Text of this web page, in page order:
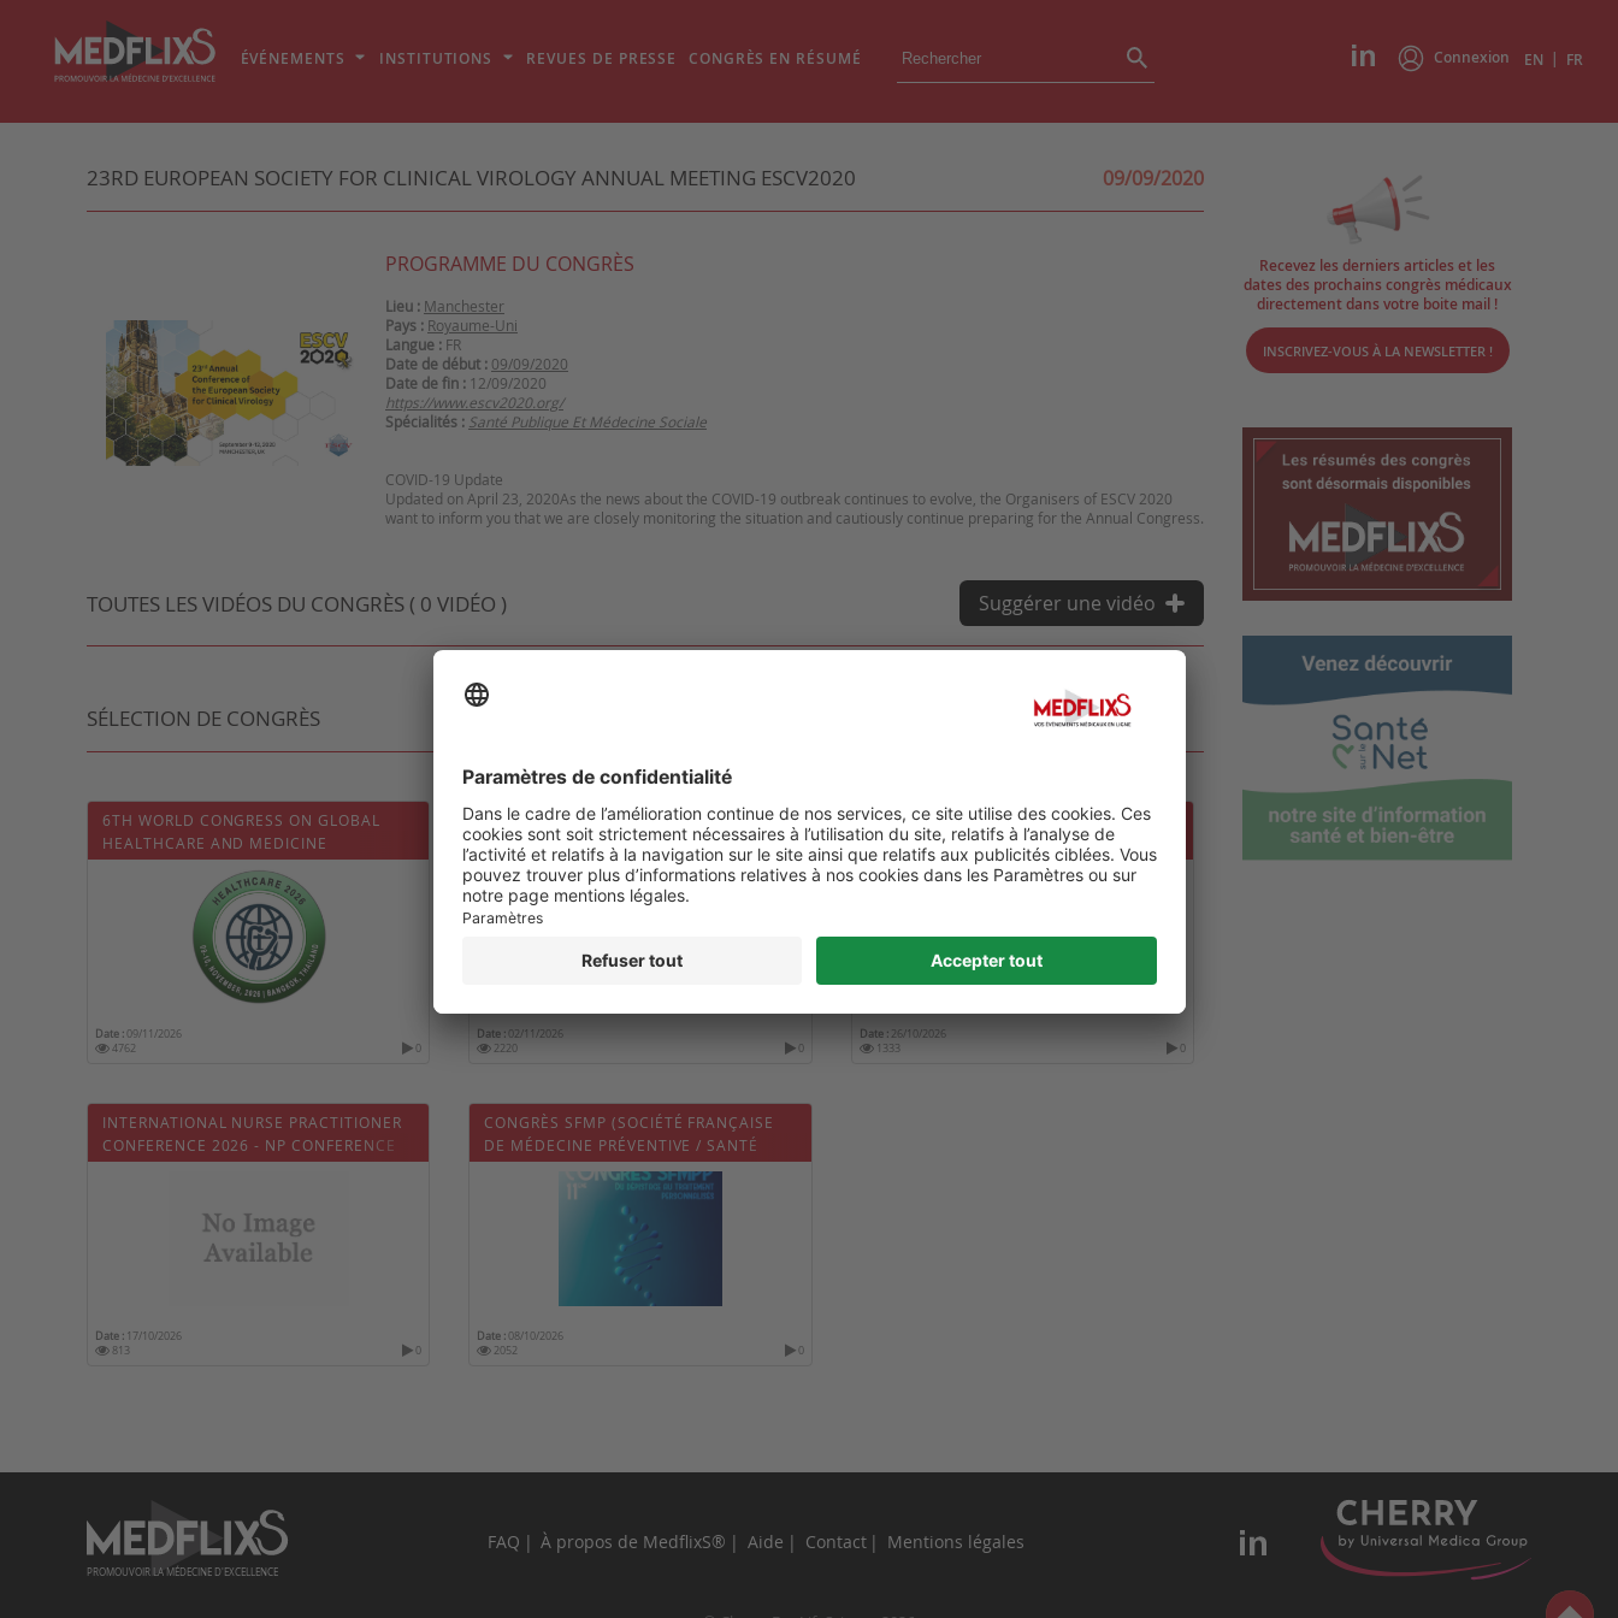
Connexion EN | FR
ÉVÉNEMENTS INSTITUTIONS REVUES DE PRESSE CONGRÈS EN RÉSUMÉ
23RD EUROPEAN SOCIETY FOR CLINICAL VIROLOGY ANNUAL MEETING ESCV2020 09/09/2020
PROGRAMME DU CONGRÈS
Lieu : Manchester
Pays : Royaume-Uni
Langue : FR
Date de début : 09/09/2020
Date de fin : 12/09/2020
https://www.escv2020.org/
Spécialités : Santé Publique Et Médecine Sociale
COVID-19 Update
Updated on April 23, 2020As the news about the COVID-19 outbreak continues to evolve, the Organisers of ESCV 2020
TOUTES LES VIDÉOS DU CONGRÈS ( 0 VIDÉO ) Suggérer une vidéo
SÉLECTION DE CONGRÈS
6TH WORLD CONGRESS ON GLOBAL
HEALTHCARE AND MEDICINE
Date :09/11/2026
4762
0
6TH WORLD CONGRESS ON PRIMARY
HEALTHCARE AND MEDICARE SUMMIT
Date : 02/11/2026
2220
0
GLOBAL SURGICAL SCIENCE &
TECHNOLOGY CONFERENCE
Date :26/10/2026
1333
0
INTERNATIONAL NURSE PRACTITIONER
CONFERENCE 2026 - NP CONFERENCE
Date : 17/10/2026
813
0
CONGRÈS SFMP (SOCIÉTÉ FRANÇAISE
DE MÉDECINE PRÉVENTIVE / SANTÉ
PUBLIQUE)
Date :08/10/2026
2052
0
Recevez les derniers articles et les
dates des prochains congrès médicaux
directement dans votre boite mail !
INSCRIVEZ-VOUS À LA NEWSLETTER !
PROMOUVOIR LA MÉDECINE D'EXCELLENCE
FAQ À propos de MedflixS® Aide Contact Mentions légales